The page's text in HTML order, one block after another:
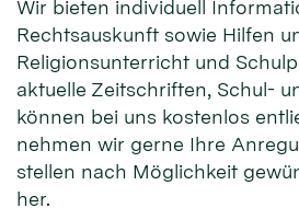
Wir bieten individuell
Rechtsauskunft sowie Hilfen
Religionsunterricht und
aktuelle Zeitschriften, Schul-
können bei uns kostenlos
nehmen wir gerne Ihre
stellen nach Möglichkeit
her.